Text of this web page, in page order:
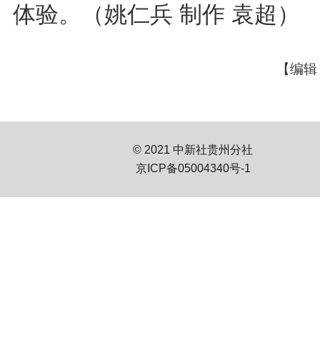
体验。（姚仁兵 制作 袁超）
【编
© 2021 中新社贵州分社
京ICP备05004340号-1